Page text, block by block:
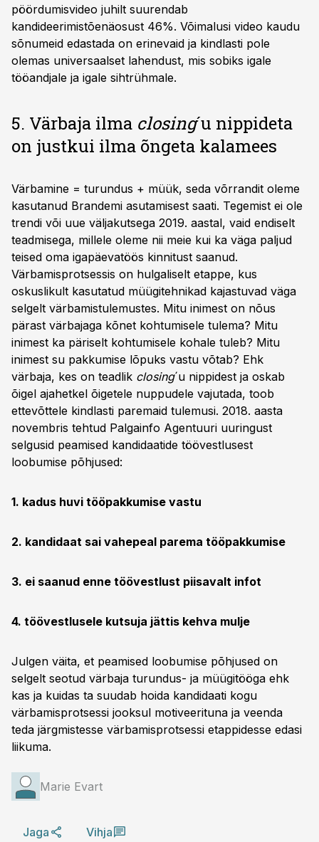
pöördumisvideo juhilt suurendab
kandideerimistõenäosust 46%. Võimalusi video kaudu
sõnumeid edastada on erinevaid ja kindlasti pole
olemas universaalset lahendust, mis sobiks igale
tööandjale ja igale sihtrühmale.
5. Värbaja ilma closing´u nippideta
on justkui ilma õngeta kalamees
Värbamine = turundus + müük, seda võrrandit oleme
kasutanud Brandemi asutamisest saati. Tegemist ei ole
trendi või uue väljakutsega 2019. aastal, vaid endiselt
teadmisega, millele oleme nii meie kui ka väga paljud
teised oma igapäevatöös kinnitust saanud.
Värbamisprotsessis on hulgaliselt etappe, kus
oskuslikult kasutatud müügitehnikad kajastuvad väga
selgelt värbamistulemustes. Mitu inimest on nõus
pärast värbajaga kõnet kohtumisele tulema? Mitu
inimest ka päriselt kohtumisele kohale tuleb? Mitu
inimest su pakkumise lõpuks vastu võtab? Ehk
värbaja, kes on teadlik closing´u nippidest ja oskab
õigel ajahetkel õigetele nuppudele vajutada, toob
ettevõttele kindlasti paremaid tulemusi. 2018. aasta
novembris tehtud Palgainfo Agentuuri uuringust
selgusid peamised kandidaatide töövestlusest
loobumise põhjused:
1. kadus huvi tööpakkumise vastu
2. kandidaat sai vahepeal parema tööpakkumise
3. ei saanud enne töövestlust piisavalt infot
4. töövestlusele kutsuja jättis kehva mulje
Julgen väita, et peamised loobumise põhjused on
selgelt seotud värbaja turundus- ja müügitööga ehk
kas ja kuidas ta suudab hoida kandidaati kogu
värbamisprotsessi jooksul motiveerituna ja veenda
teda järgmistesse värbamisprotsessi etappidesse edasi
liikuma.
Marie Evart
Jaga Vihja